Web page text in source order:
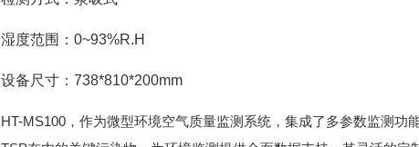
湿度范围：0~93%R.H
设备尺寸：738*810*200mm
HT-MS100，作为微型环境空气质量监测系统，集成了多参数监测